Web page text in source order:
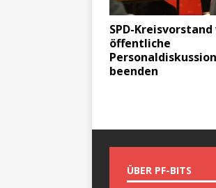
SPD-
öffentliche
beenden
ÜBER PF-BITS